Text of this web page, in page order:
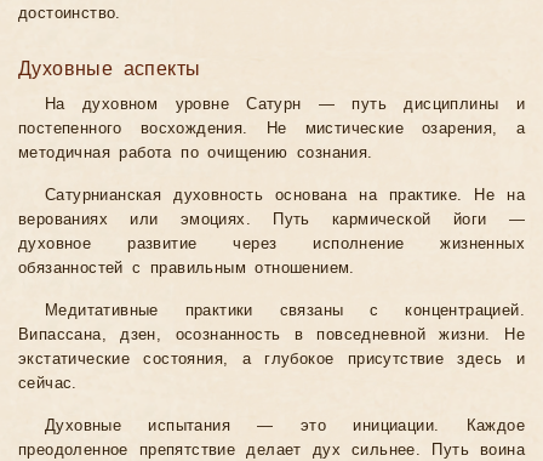
достоинство.
Духовные аспекты
На духовном уровне Сатурн — путь дисциплины и
постепенного восхождения. Не мистические озарения, а
методичная работа по очищению сознания.
Сатурнианская духовность основана на практике. Не на
верованиях или эмоциях. Путь кармической йоги —
духовное развитие через исполнение жизненных
обязанностей с правильным отношением.
Медитативные практики связаны с концентрацией.
Випассана, дзен, осознанность в повседневной жизни. Не
экстатические состояния, а глубокое присутствие здесь и
сейчас.
Духовные испытания — это инициации. Каждое
преодоленное препятствие делает дух сильнее. Путь воина